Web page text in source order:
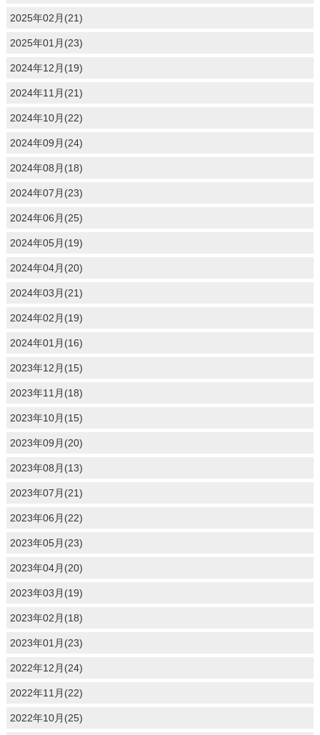
2025年02月(21)
2025年01月(23)
2024年12月(19)
2024年11月(21)
2024年10月(22)
2024年09月(24)
2024年08月(18)
2024年07月(23)
2024年06月(25)
2024年05月(19)
2024年04月(20)
2024年03月(21)
2024年02月(19)
2024年01月(16)
2023年12月(15)
2023年11月(18)
2023年10月(15)
2023年09月(20)
2023年08月(13)
2023年07月(21)
2023年06月(22)
2023年05月(23)
2023年04月(20)
2023年03月(19)
2023年02月(18)
2023年01月(23)
2022年12月(24)
2022年11月(22)
2022年10月(25)